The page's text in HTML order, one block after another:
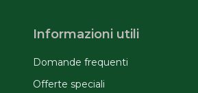
Informazioni utili
Domande frequenti
Offerte speciali